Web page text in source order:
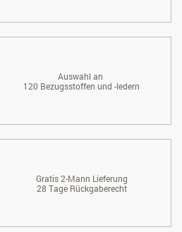
Auswahl an
120 Bezugsstoffen und -ledern
Gratis 2-Mann Lieferung
28 Tage Rückgaberecht